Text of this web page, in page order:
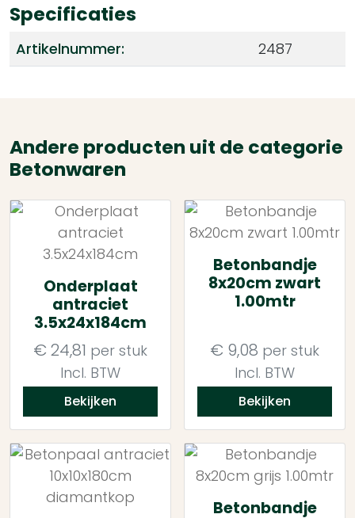
Specificaties
Artikelnummer: 2487
Andere producten uit de categorie
Betonwaren
Onderplaat
antraciet
3.5x24x184cm
€ 24,81 per stuk
Incl. BTW
Bekijken
Betonbandje
8x20cm zwart
1.00mtr
€ 9,08 per stuk
Incl. BTW
Bekijken
Betonbandje